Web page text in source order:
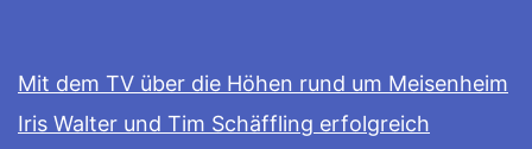
Mit dem TV über die Höhen rund um Meisenheim
Iris Walter und Tim Schäffling erfolgreich